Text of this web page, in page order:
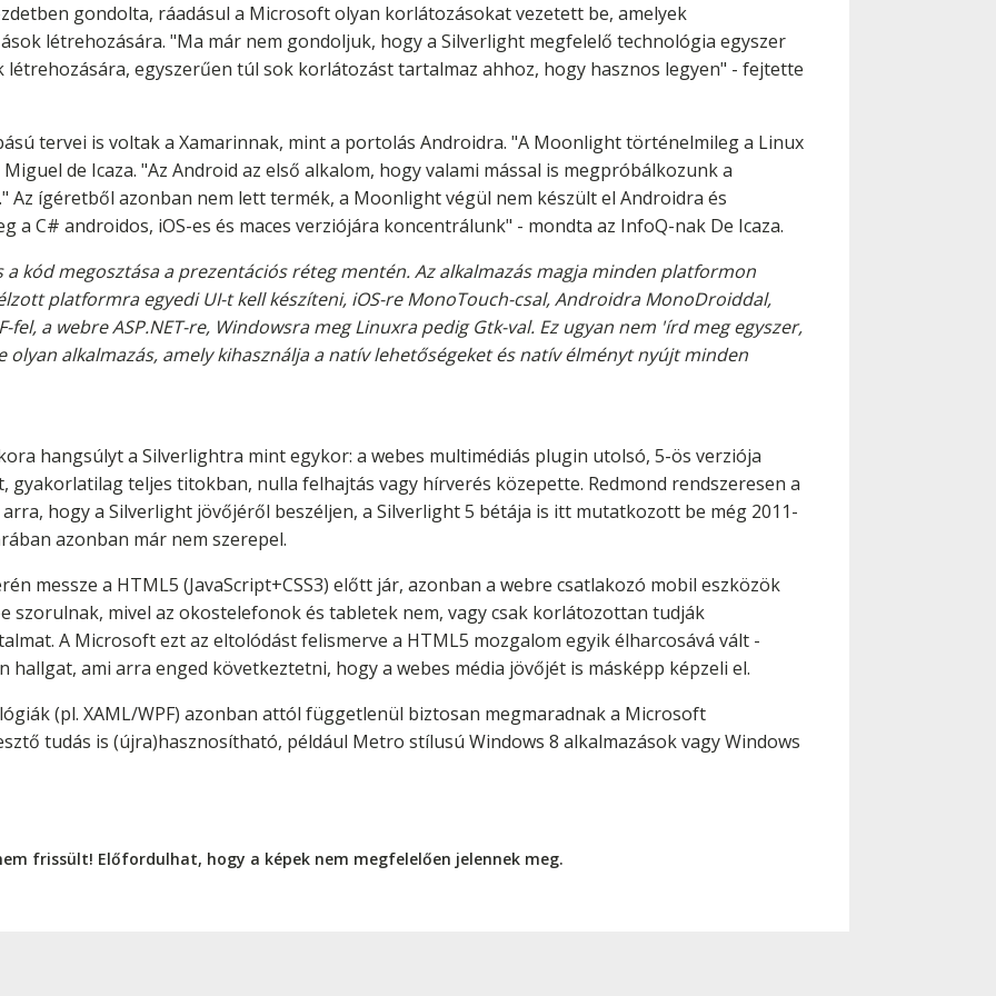
gondolta, ráadásul a Microsoft olyan korlátozásokat vezetett be, amelyek
létrehozására. "Ma már nem gondoljuk, hogy a Silverlight megfelelő technológia egyszer
egyszerűen túl sok korlátozást tartalmaz ahhoz, hogy hasznos legyen" - fejtette
tervei is voltak a Xamarinnak, mint a portolás Androidra. "A Moonlight történelmileg a Linux
de Icaza. "Az Android az első alkalom, hogy valami mással is megpróbálkozunk a
Az ígéretből azonban nem lett termék, a Moonlight végül nem készült el Androidra és
a C# androidos, iOS-es és maces verziójára koncentrálunk" - mondta az InfoQ-nak De Icaza.
a kód megosztása a prezentációs réteg mentén. Az alkalmazás magja minden platformon
platformra egyedi UI-t kell készíteni, iOS-re MonoTouch-csal, Androidra MonoDroiddal,
a webre ASP.NET-re, Windowsra meg Linuxra pedig Gtk-val. Ez ugyan nem 'írd meg egyszer,
alkalmazás, amely kihasználja a natív lehetőségeket és natív élményt nyújt minden
hangsúlyt a Silverlightra mint egykor: a webes multimédiás plugin utolsó, 5-ös verziója
gyakorlatilag teljes titokban, nulla felhajtás vagy hírverés közepette. Redmond rendszeresen a
hogy a Silverlight jövőjéről beszéljen, a Silverlight 5 bétája is itt mutatkozott be még 2011-
azonban már nem szerepel.
messze a HTML5 (JavaScript+CSS3) előtt jár, azonban a webre csatlakozó mobil eszközök
szorulnak, mivel az okostelefonok és tabletek nem, vagy csak korlátozottan tudják
A Microsoft ezt az eltolódást felismerve a HTML5 mozgalom egyik élharcosává vált -
hallgat, ami arra enged következtetni, hogy a webes média jövőjét is másképp képzeli el.
(pl. XAML/WPF) azonban attól függetlenül biztosan megmaradnak a Microsoft
tudás is (újra)hasznosítható, például Metro stílusú Windows 8 alkalmazások vagy Windows
frissült! Előfordulhat, hogy a képek nem megfelelően jelennek meg.